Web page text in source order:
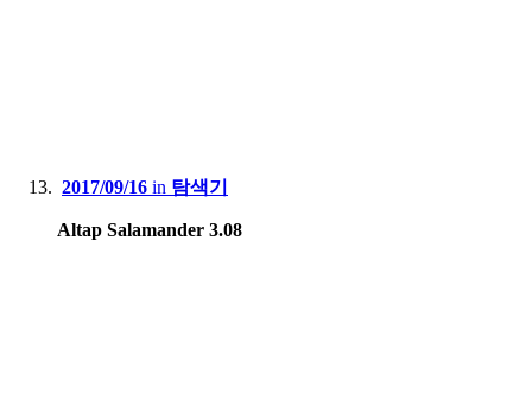
2017/09/16 in 탐색기
Altap Salamander 3.08